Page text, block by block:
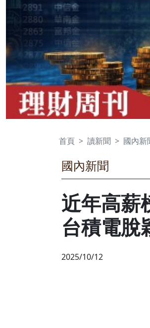
首頁 讀新聞 國內新
國內新聞
近年高薪
台積電脫
2025/10/12